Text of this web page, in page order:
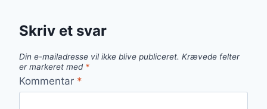
Skriv et svar
Din e-mailadresse vil ikke blive publiceret. Krævede felter
er markeret med *
Kommentar *